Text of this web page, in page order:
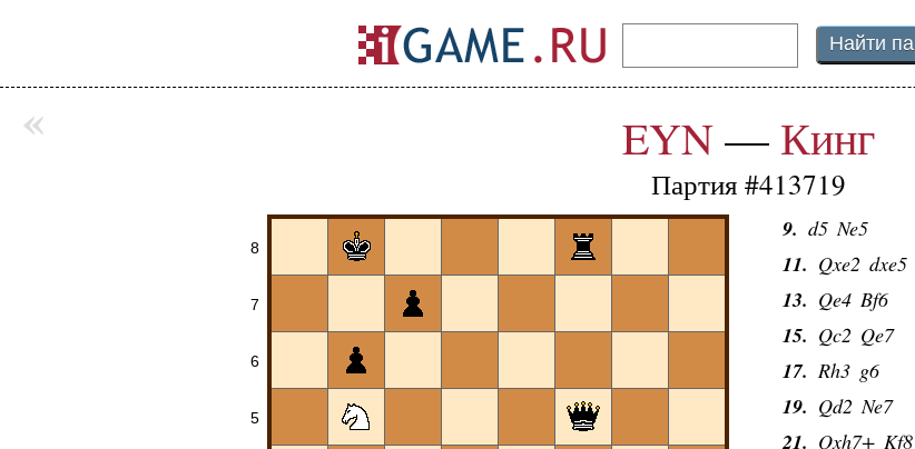
EYN— Кинг
Партия #413719
8
7
6
5
1. e4 Nf6
3. d4
5. exd6 exd6
7. 0-0 Be7
9. d5 Ne5
11. Qxe2 dxe5
13. Qe4 Bf6
15. Qc2 Qe7
17. Rh3 g6
19. Qd2 Ne7
21. Qxh7+ Kf8
«